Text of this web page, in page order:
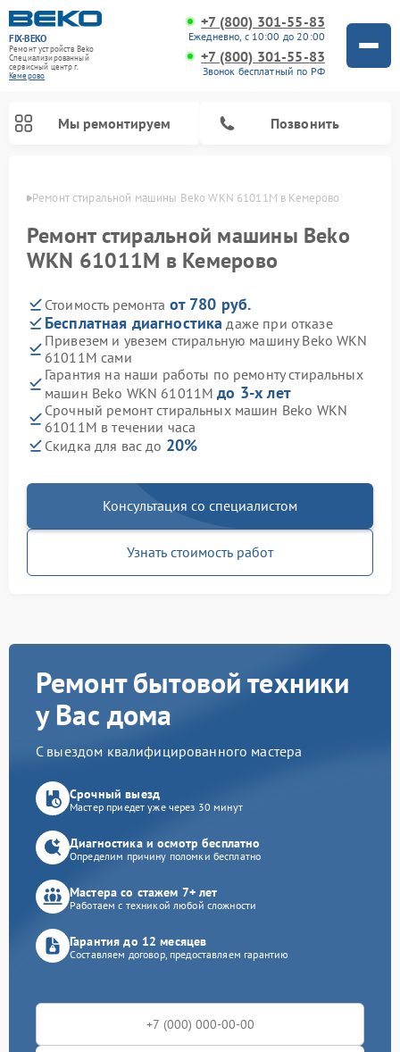
FIX-BEKO
Ремонт устройств Beko
Специализированный
cервисный центр г.
Кемерово
+7 (800) 301-55-83
Ежедневно, с 10:00 до 20:00
+7 (800) 301-55-83
Звонок бесплатный по РФ
Мы ремонтируем Позвонить
Ремонт стиральной машины Beko WKN 61011M в Кемерово
Ремонт стиральной машины Beko
WKN 61011M в Кемерово
Стоимость ремонта от 780 руб.
Бесплатная диагностика даже при отказе
Привезем и увезем стиральную машину Beko WKN
61011M сами
Гарантия на наши работы по ремонту стиральных
машин Beko WKN 61011Mдо 3-х лет
Срочный ремонт стиральных машин Beko WKN
61011M в течении часа
Скидка для вас до 20%
Консультация со специалистом
Узнать стоимость работ
Ремонт бытовой техники
у Вас дома
С выездом квалифицированного мастера
Срочный выезд
Мастер приедет уже через 30 минут
Диагностика и осмотр бесплатно
Определим причину поломки бесплатно
Мастера со стажем 7+ лет
Работаем с техникой любой сложности
Гарантия до 12 месяцев
Составляем договор, предоставляем гарантию